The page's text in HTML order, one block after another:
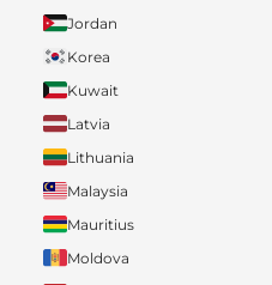
Jordan
Korea
Kuwait
Latvia
Lithuania
Malaysia
Mauritius
Moldova